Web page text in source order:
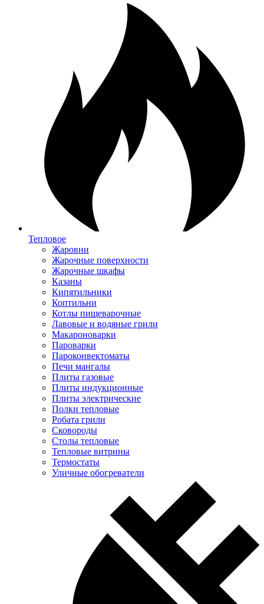
Тепловое
Жаровни
Жарочные поверхности
Жарочные шкафы
Казаны
Кипятильники
Коптильни
Котлы пищеварочные
Лавовые и водяные грили
Макароноварки
Пароварки
Пароконвектоматы
Печи мангалы
Плиты газовые
Плиты индукционные
Плиты электрические
Полки тепловые
Робата грили
Сковороды
Столы тепловые
Тепловые витрины
Термостаты
Уличные обогреватели